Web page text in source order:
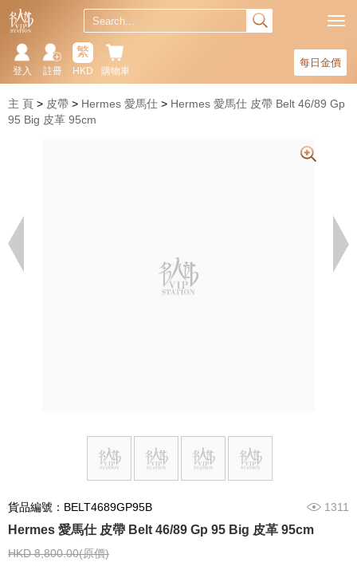
每日金價
購物車
繁
HKD
註冊
登入
主 頁 皮帶 Hermes 愛馬仕
Hermes 愛馬仕 皮帶 Belt 46/89 Gp
95 Big 皮革 95cm
貨品編號：BELT4689GP95B 1311
Hermes 愛馬仕 皮帶 Belt 46/89 Gp 95 Big 皮革 95cm
HKD 8,800.00(原價)